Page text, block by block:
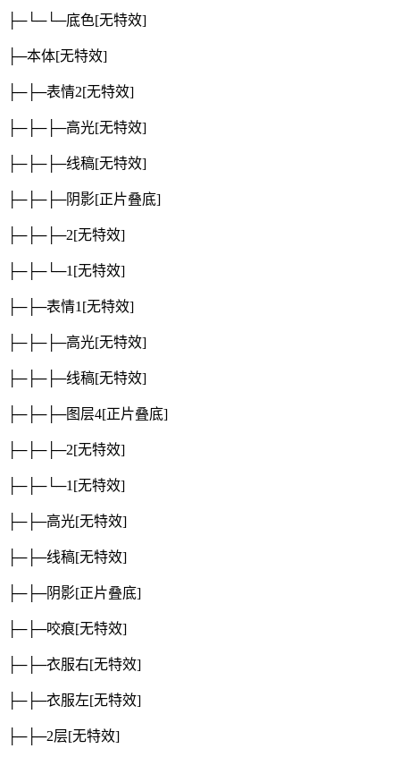
├─└─└─底色[无特效]
├─本体[无特效]
├─├─表情2[无特效]
├─├─├─高光[无特效]
├─├─├─线稿[无特效]
├─├─├─阴影[正片叠底]
├─├─├─2[无特效]
├─├─└─1 [无特效]
├─├─表情1 [无特效]
├─├─├─高光[无特效]
├─├─├─线稿[无特效]
├─├─├─图层4[正片叠底]
├─├─├─2[无特效]
├─├─└─1 [无特效]
├─├─高光[无特效]
├─├─线稿[无特效]
├─├─阴影[正片叠底]
├─├─咬痕[无特效]
├─├─衣服右[无特效]
├─├─衣服左[无特效]
├─├─2层[无特效]